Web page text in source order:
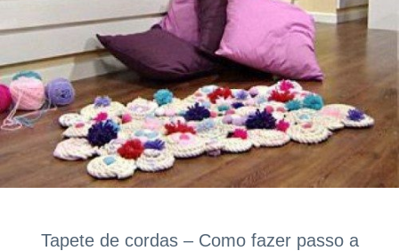
Tapete de cordas – Como fazer passo a